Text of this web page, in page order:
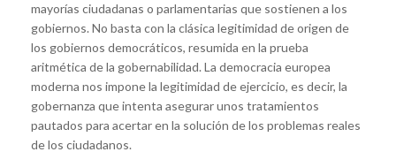
mayorías ciudadanas o parlamentarias que sostienen a los
gobiernos. No basta con la clásica legitimidad de origen de
los gobiernos democráticos, resumida en la prueba
aritmética de la gobernabilidad. La democracia europea
moderna nos impone la legitimidad de ejercicio, es decir, la
gobernanza que intenta asegurar unos tratamientos
pautados para acertar en la solución de los problemas reales
de los ciudadanos.